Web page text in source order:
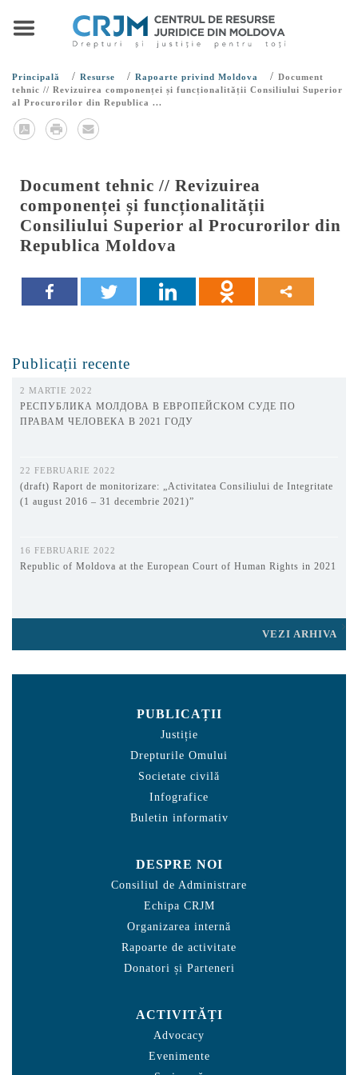
Principală / Resurse / Rapoarte privind Moldova / Document
tehnic // Revizuirea componenței și funcționalității Consiliului Superior
al Procurorilor din Republica ...
Document tehnic // Revizuirea
componenței și funcționalității
Consiliului Superior al Procurorilor din
Republica Moldova
Publicații recente
2 MARTIE 2022
РЕСПУБЛИКА МОЛДОВА В ЕВРОПЕЙСКОМ СУДЕ ПО
ПРАВАМ ЧЕЛОВЕКА В 2021 ГОДУ
22 FEBRUARIE 2022
(draft) Raport de monitorizare: „Activitatea Consiliului de Integritate
(1 august 2016 – 31 decembrie 2021)”
16 FEBRUARIE 2022
Republic of Moldova at the European Court of Human Rights in 2021
VEZI ARHIVA
PUBLICAȚII
Justiție
Drepturile Omului
Societate civilă
Infografice
Buletin informativ
DESPRE NOI
Consiliul de Administrare
Echipa CRJM
Organizarea internă
Rapoarte de activitate
Donatori și Parteneri
ACTIVITĂȚI
Advocacy
Evenimente